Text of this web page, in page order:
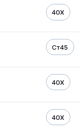
40Х
Ст45
40Х
40Х